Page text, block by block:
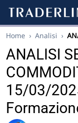
Home › Analisi ›
ANALISI
15/03/